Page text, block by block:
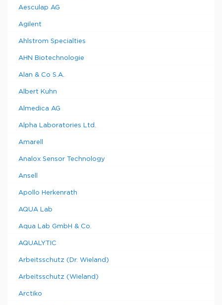
Aesculap AG
Agilent
Ahlstrom Specialties
AHN Biotechnologie
Alan & Co S.A.
Albert Kuhn
Almedica AG
Alpha Laboratories Ltd.
Amarell
Analox Sensor Technology
Ansell
Apollo Herkenrath
AQUA Lab
Aqua Lab GmbH & Co.
AQUALYTIC
Arbeitsschutz (Dr. Wieland)
Arbeitsschutz (Wieland)
Arctiko